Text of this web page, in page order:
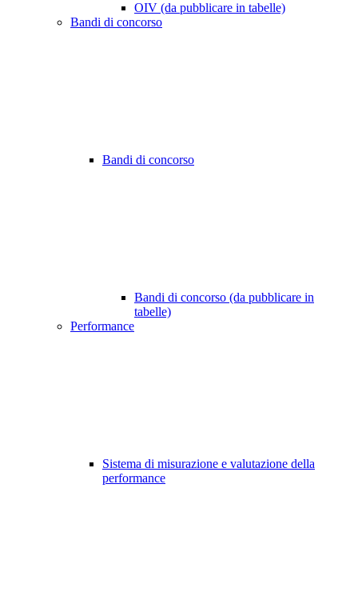
OIV (da pubblicare in tabelle)
Bandi di concorso
Bandi di concorso
Bandi di concorso (da pubblicare in
tabelle)
Performance
Sistema di misurazione e valutazione della
performance